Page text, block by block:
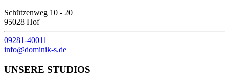
Schützenweg 10 - 20
95028 Hof
09281-40011
info@dominik-s.de
UNSERE STUDIOS